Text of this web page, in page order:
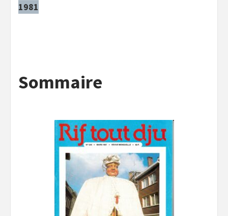
1981
Sommaire